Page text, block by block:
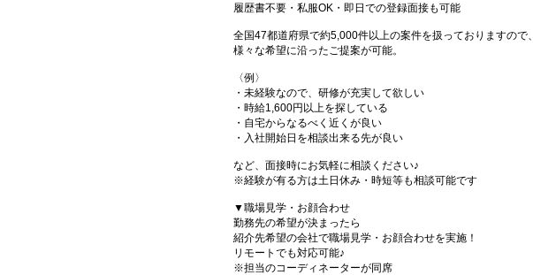
履歴書不要・私服OK・即日での登録面接も可能
全国47都道府県で約5,000件以上の案件を扱っておりますので、
様々な希望に沿ったご提案が可能。
〈例〉
・未経験なので、研修が充実して欲しい
・時給1,600円以上を探している
・自宅からなるべく近くが良い
・入社開始日を相談出来る先が良い
など、面接時にお気軽に相談ください♪
※経験が有る方は土日休み・時短等も相談可能です
▼職場見学・お顔合わせ
勤務先の希望が決まったら
紹介先希望の会社で職場見学・お顔合わせを実施！
リモートでも対応可能♪
※担当のコーディネーターが同席